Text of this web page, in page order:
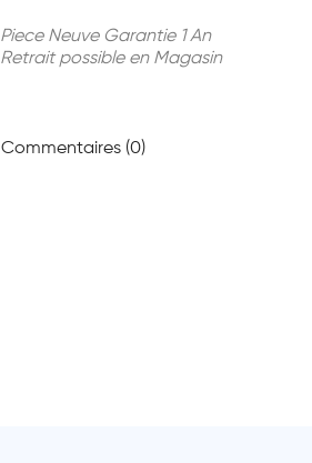
Piece Neuve Garantie 1 An
Retrait possible en Magasin
Commentaires (0)